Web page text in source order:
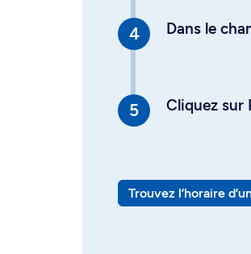
Dans le
Cliquez sur
Trouvez l’horaire